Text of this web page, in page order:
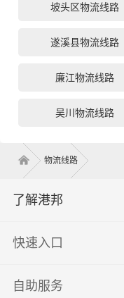
坡头区物流线路
遂溪县物流线路
廉江物流线路
吴川物流线路
物流线路
了解港邦
快速入口
自助服务